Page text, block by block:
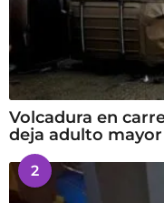
Volcadura en
deja adulto
2